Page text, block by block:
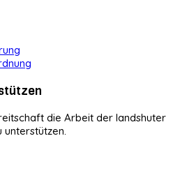
die Arbeit der landshuter
unterstützen.